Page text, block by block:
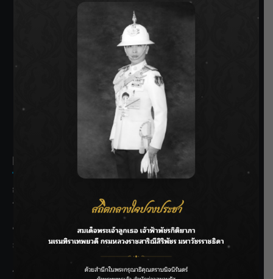
SIAMRATH VARIETY
THE BEST ENTERTAINMENT
Recent Posts
กรมชลฯ รับฟังประชาชน ติดตามแก้ปัญหาโครงการประตู
ระบายน้ำศรีสองรักฯ
‘แมน การิน’ แชร์ความเชื่อชวนคิด! “อยากกินอะไรหลังจาก
ลาโลกนี้ ให้ใส่บาตรสิ่งนั้นไว้ตอนยังมีชีวิต”
ราชเลขานุการในพระองค์ฯ ติดตามโครงการหุบกะพง–ห้วย